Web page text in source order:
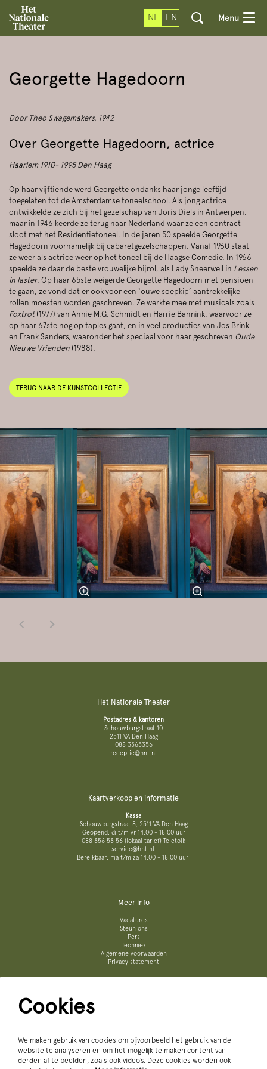
NL EN Menu
Georgette Hagedoorn
Door Theo Swagemakers, 1942
Over Georgette Hagedoorn, actrice
Haarlem 1910- 1995 Den Haag
Op haar vijftiende werd Georgette ondanks haar jonge leeftijd
toegelaten tot de Amsterdamse toneelschool. Als jong actrice
ontwikkelde ze zich bij het gezelschap van Joris Diels in Antwerpen,
maar in 1946 keerde ze terug naar Nederland waar ze een contract
sloot met het Residentietoneel. In de jaren 50 speelde Georgette
Hagedoorn voornamelijk bij cabaretgezelschappen. Vanaf 1960 staat
ze weer als actrice weer op het toneel bij de Haagse Comedie. In 1966
speelde ze daar de beste vrouwelijke bijrol, als Lady Sneerwell in Lessen
in laster. Op haar 65ste weigerde Georgette Hagedoorn met pensioen
te gaan, ze vond dat er ook voor een ‘ouwe soepkip’ aantrekkelijke
rollen moesten worden geschreven. Ze werkte mee met musicals zoals
Foxtrot(1977) van Annie M.G. Schmidt en Harrie Bannink, waarvoor ze
op haar 67ste nog op taples gaat, en in veel producties van Jos Brink
en Frank Sanders, waaronder het speciaal voor haar geschreven Oude
Nieuwe Vrienden (1988).
TERUG NAAR DE KUNSTCOLLECTIE
Overslaan
Het Nationale Theater
Postadres & kantoren
Schouwburgstraat 10
2511 VA Den Haag
088 3565356
receptie@hnt.nl
Kaartverkoop en informatie
Kassa
Schouwburgstraat 8, 2511 VA Den Haag
Geopend: di t/m vr 14:00 - 18:00 uur
088 356 53 56 (lokaal tarief) Teletolk
service@hnt.nl
Bereikbaar: ma t/m za 14:00 - 18:00 uur
Meer info
Vacatures
Steun ons
Pers
Techniek
Algemene voorwaarden
Privacy statement
Cookies
We maken gebruik van cookies om bijvoorbeeld het gebruik van de
website te analyseren en om het mogelijk te maken content van
derden af te beelden, zoals ook video’s. Deze cookies worden ook